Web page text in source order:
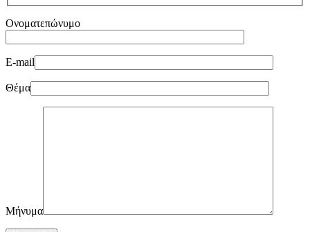
Ονοματεπώνυμο
E-mail
Θέμα
Μήνυμα